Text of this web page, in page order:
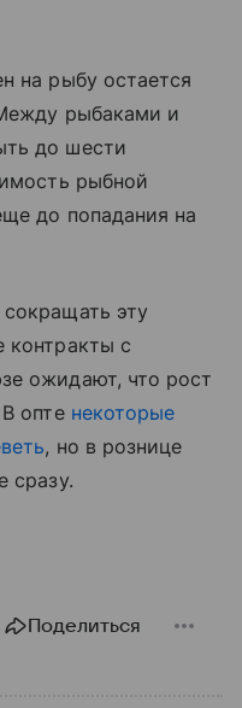
на рыбу остается
рыбаками и
до шести
рыбной
до попадания на
эту
контракты с
ожидают, что рост
опте некоторые
, но в рознице
сразу.
Поделиться